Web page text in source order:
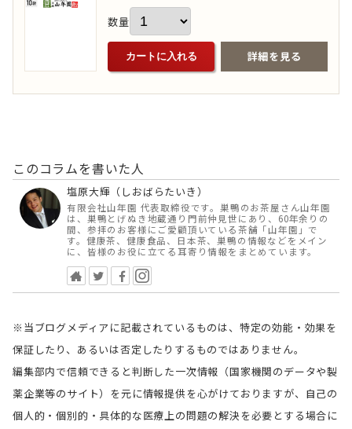
数量
カートに入れる 詳細を見る
このコラムを書いた人
塩原大輝（しおばらたいき）
有限会社山年園 代表取締役です。巣鴨のお茶屋さん山年園
は、巣鴨とげぬき地蔵通り門前仲見世にあり、60年余りの
間、参拝のお客様にご愛顧頂いている茶舗「山年園」で
す。健康茶、健康食品、日本茶、巣鴨の情報などをメイン
に、皆様のお役に立てる耳寄り情報をまとめています。
※当ブログメディアに記載されているものは、特定の効能・効果を
保証したり、あるいは否定したりするものではありません。
編集部内で信頼できると判断した一次情報（国家機関のデータや製
薬企業等のサイト）を元に情報提供を心がけておりますが、自己の
個人的・個別的・具体的な医療上の問題の解決を必要とする場合に